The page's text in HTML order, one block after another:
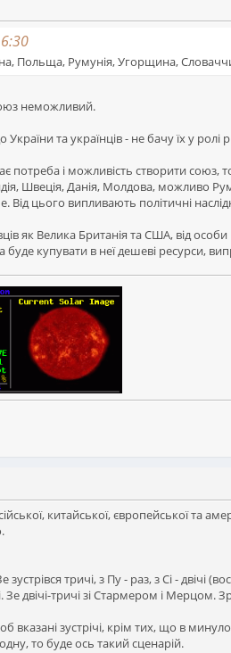
Польща, Румунія, Угорщина,
неможливий.
та українців - не бачу їх у ролі
потреба і можливість створити
Швеція, Данія, Молдова,
Від цього випливають політичні
як Велика Британія та США, від
купувати в неї дешеві ресурси,
китайської, європейської та
тричі, з Пу - раз, з Сі - двічі
двічі-тричі зі Стармером і Мерцом.
зустрічі, крім тих, що в
то буде ось такий сценарій.